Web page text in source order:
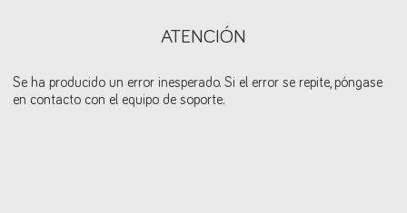
ATENCIÓN
Se ha producido un error inesperado. Si el error se repite, póngase
en contacto con el equipo de soporte.